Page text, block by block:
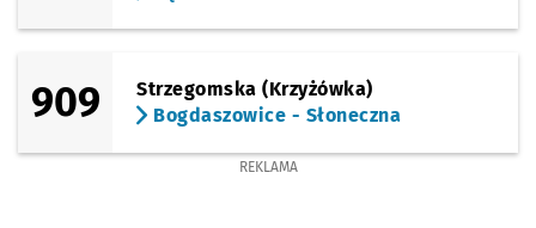
909
Strzegomska (Krzyżówka)
Bogdaszowice - Słoneczna
REKLAMA